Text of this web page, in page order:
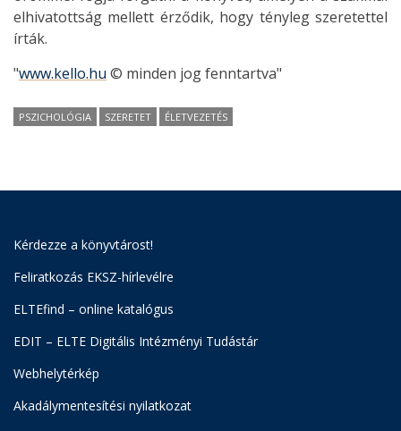
elhivatottság mellett érződik, hogy tényleg szeretettel
írták.
"www.kello.hu © minden jog fenntartva"
PSZICHOLÓGIA SZERETET ÉLETVEZETÉS
Kérdezze a könyvtárost!
Feliratkozás EKSZ-hírlevélre
ELTEfind – online katalógus
EDIT – ELTE Digitális Intézményi Tudástár
Webhelytérkép
Akadálymentesítési nyilatkozat